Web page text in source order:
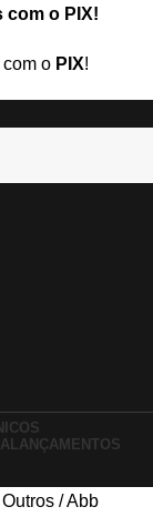
com o PIX!
o PIX!
LANÇAMENTOS
Outros
Abb